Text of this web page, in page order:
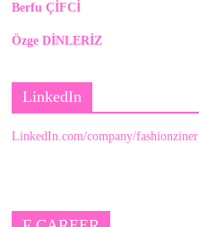
Berfu ÇİFCİ
Özge DİNLERİZ
LinkedIn
LinkedIn.com/company/fashionziner